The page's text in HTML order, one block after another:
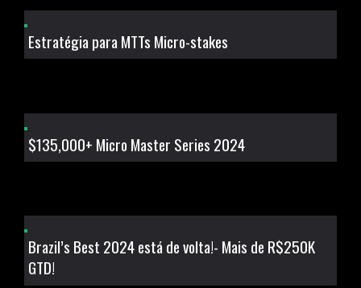
Estratégia para MTTs Micro-stakes
$135,000+ Micro Master Series 2024
Brazil’s Best 2024 está de volta!- Mais de R$250K
GTD!